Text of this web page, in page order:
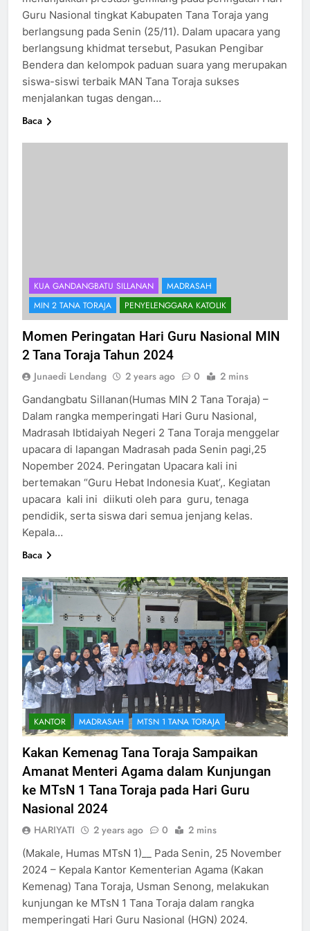
545
Kemenag Tana Toraja Gelar
MTSN 1 TANA TORAJA
Kemenag Tana Toraja, Usman
Senong: Mari kita bangun citra
yang positif
KANTOR
547
Ka Kankemenag Tana Toraja
Hadiri Silaturahmi Bersama
Guru Nasional tingkat Kabupaten Tana Toraja yang
berlangsung pada Senin (25/11). Dalam upacara yang
berlangsung khidmat tersebut, Pasukan Pengibar
Bendera dan kelompok paduan suara yang merupakan
siswa-siswi terbaik MAN Tana Toraja sukses
menjalankan tugas dengan…
Baca
KUA GANDANGBATU SILLANAN
MADRASAH
MIN 2 TANA TORAJA
PENYELENGGARA KATOLIK
Momen Peringatan Hari Guru Nasional MIN
2 Tana Toraja Tahun 2024
Junaedi Lendang 2 years ago 0 2 mins
Gandangbatu Sillanan(Humas MIN 2 Tana Toraja) –
Dalam rangka memperingati Hari Guru Nasional,
Madrasah Ibtidaiyah Negeri 2 Tana Toraja menggelar
upacara di lapangan Madrasah pada Senin pagi,25
Nopember 2024. Peringatan Upacara kali ini
bertemakan “Guru Hebat Indonesia Kuat’,. Kegiatan
upacara kali ini diikuti oleh para guru, tenaga
pendidik, serta siswa dari semua jenjang kelas.
Kepala…
Baca
KANTOR MADRASAH MTSN 1 TANA TORAJA
Kakan Kemenag Tana Toraja Sampaikan
Amanat Menteri Agama dalam Kunjungan
ke MTsN 1 Tana Toraja pada Hari Guru
Nasional 2024
HARIYATI 2 years ago 0 2 mins
(Makale, Humas MTsN 1)__ Pada Senin, 25 November
2024 – Kepala Kantor Kementerian Agama (Kakan
Kemenag) Tana Toraja, Usman Senong, melakukan
kunjungan ke MTsN 1 Tana Toraja dalam rangka
memperingati Hari Guru Nasional (HGN) 2024.